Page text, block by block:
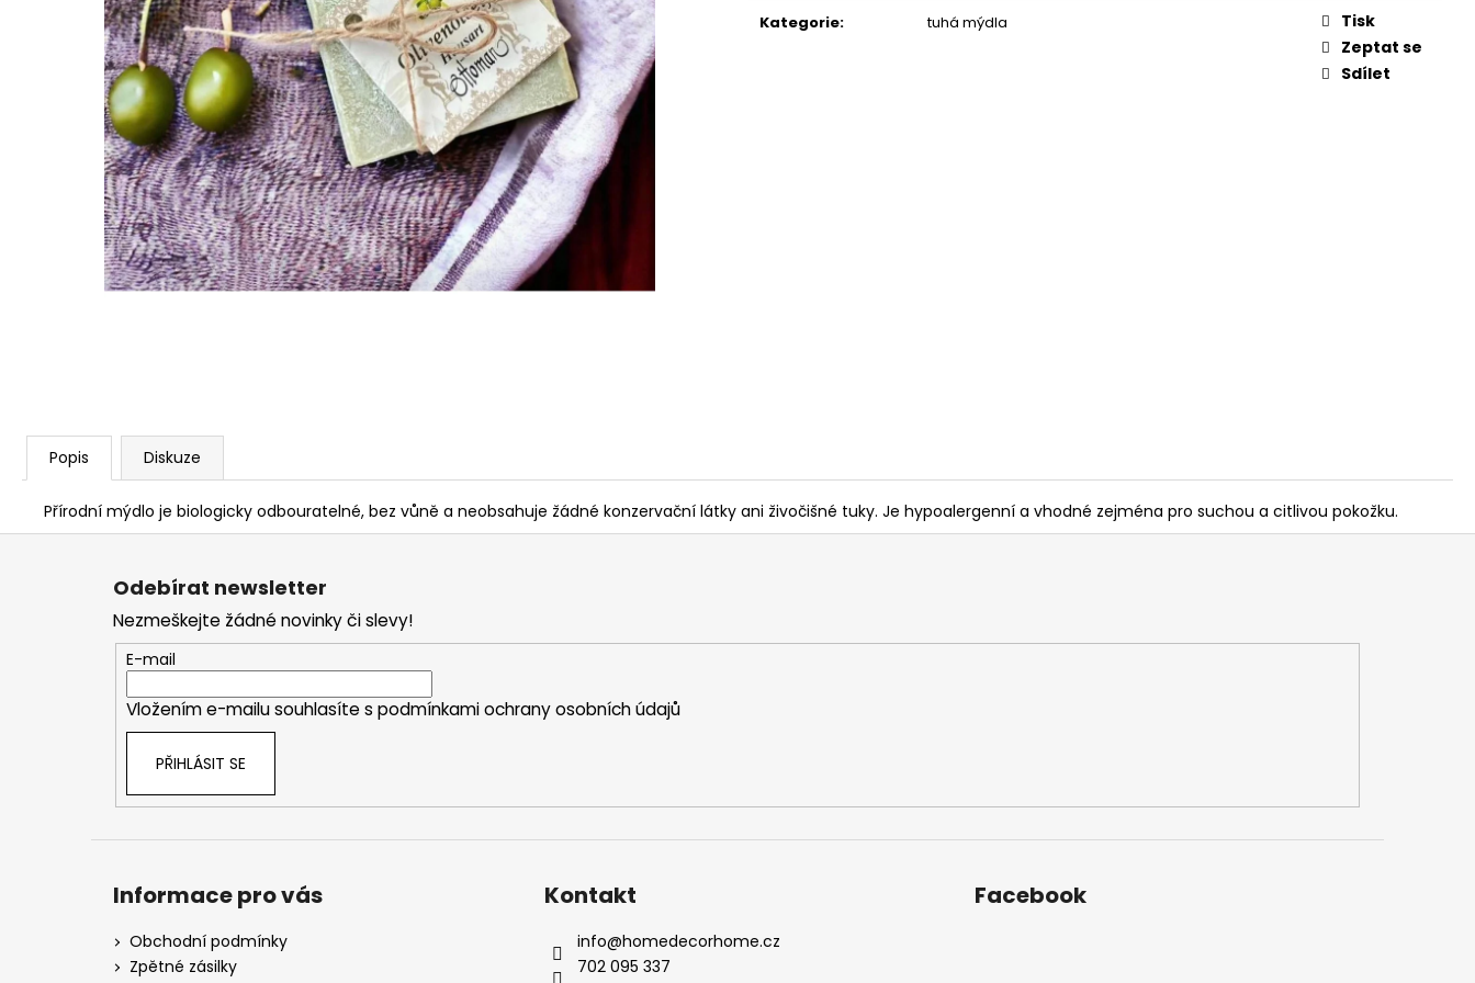
cena:
Kategorie: tuhá mýdla
Tisk
Zeptat se
Sdílet
Popis Diskuze
Přírodní mýdlo je biologicky odbouratelné, bez vůně a neobsahuje žádné konzervační látky ani živočišné tuky. Je hypoalergenní a vhodné zejména pro suchou a citlivou pokožku.
STABILIZOVANÁ KVĚTINA, VĚČNÁ RŮŽE
ANDĚL
419 Kč
STABILIZOVANÁ KVĚTINA, VĚČNÁ RŮŽE
ANDĚL
389 Kč
STABILIZOVANÁ KVĚTINA, VĚČNÁ RŮŽE
Z
Odebírat newsletter
Nezmeškejte žádné novinky či slevy!
E-mail
Vložením e-mailu souhlasíte s podmínkami ochrany osobních údajů
PŘIHLÁSIT SE
Informace pro vás
Obchodní podmínky
Zpětné zásilky
Kontakt
info@homedecorhome.cz
702 095 337
Facebook